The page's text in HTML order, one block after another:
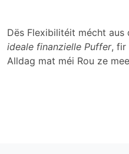
Dës Flexibilitéit mécht
ideale finanzielle Puffer, fir
Alldag mat méi Rou ze